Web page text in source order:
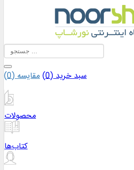
سبد خرید (0
)مقایسه (0
)
محصولات
کتاب‌ها